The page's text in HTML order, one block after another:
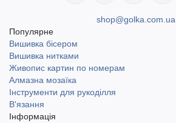
shop@golka.com.ua
Популярне
Вишивка бісером
Вишивка нитками
Живопис картин по номерам
Алмазна мозаїка
Інструменти для рукоділля
В'язання
Інформація